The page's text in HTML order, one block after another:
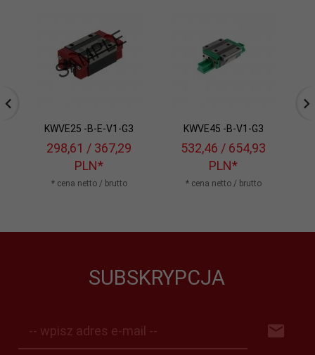
KWVE25 -B-E-V1-G3
298,61 / 367,29
PLN*
* cena netto / brutto
KWVE45 -B-V1-G3
532,46 / 654,93
PLN*
* cena netto / brutto
SUBSKRYPCJA
-- wpisz adres e-mail --